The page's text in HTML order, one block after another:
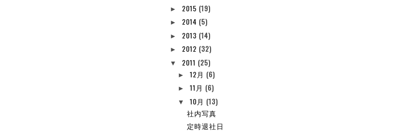
► 2015 (19)
► 2014 (5)
► 2013 (14)
► 2012 (32)
▼ 2011 (25)
►12月 (6)
►11月 (6)
▼10月 (13)
社内写真
定時退社日